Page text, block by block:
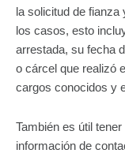
la solicitud de
los casos, esto
arrestada, su fecha
o cárcel que realizó
cargos conocidos y
También es útil
información de